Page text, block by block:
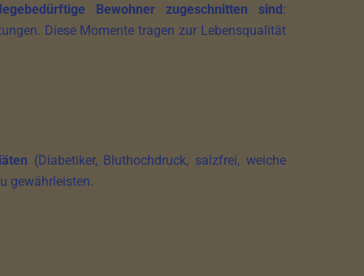
Bewohner zugeschnitten sind:
Diese Momente tragen zur Lebensqualität
(Diabetiker, Bluthochdruck, salzfrei, weiche
gewährleisten.